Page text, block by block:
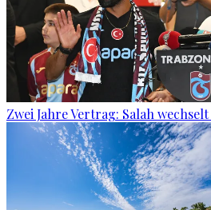
Zwei Jahre Vertrag: Salah